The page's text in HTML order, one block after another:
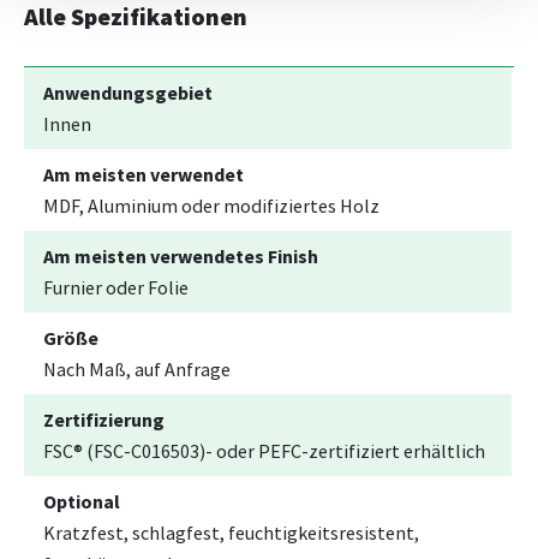
Alle Spezifikationen
Anwendungsgebiet
Innen
Am meisten verwendet
MDF, Aluminium oder modifiziertes Holz
Am meisten verwendetes Finish
Furnier oder Folie
Größe
Nach Maß, auf Anfrage
Zertifizierung
FSC® (FSC-C016503)- oder PEFC-zertifiziert erhältlich
Optional
Kratzfest, schlagfest, feuchtigkeitsresistent,